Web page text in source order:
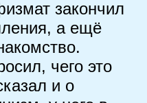
закончил
а ещё
чего это
и о